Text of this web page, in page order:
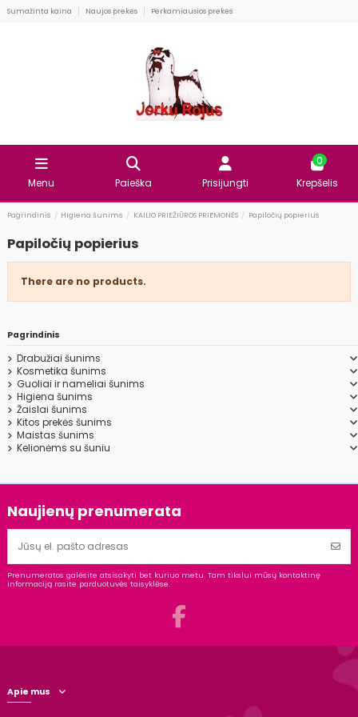
Sumažinta kaina Naujos prekės Perkamiausios prekės
Menu Paieška Prisijungti
0
Krepšelis
Pagrindinis Higiena šunims KAILIO PRIEŽIŪROS PRIEMONĖS Papiločių popierius
Papiločių popierius
There are no products.
Pagrindinis
Drabužiai šunims
Kosmetika šunims
Guoliai ir nameliai šunims
Higiena šunims
Žaislai šunims
Kitos prekės šunims
Maistas šunims
Kelionėms su šuniu
Naujienų prenumerata
Prenumeratos galėsite atsisakyti bet kuriuo metu. Tam tikslui mūsų kontaktinę
informaciją rasite parduotuvės taisyklėse.
Apie mus